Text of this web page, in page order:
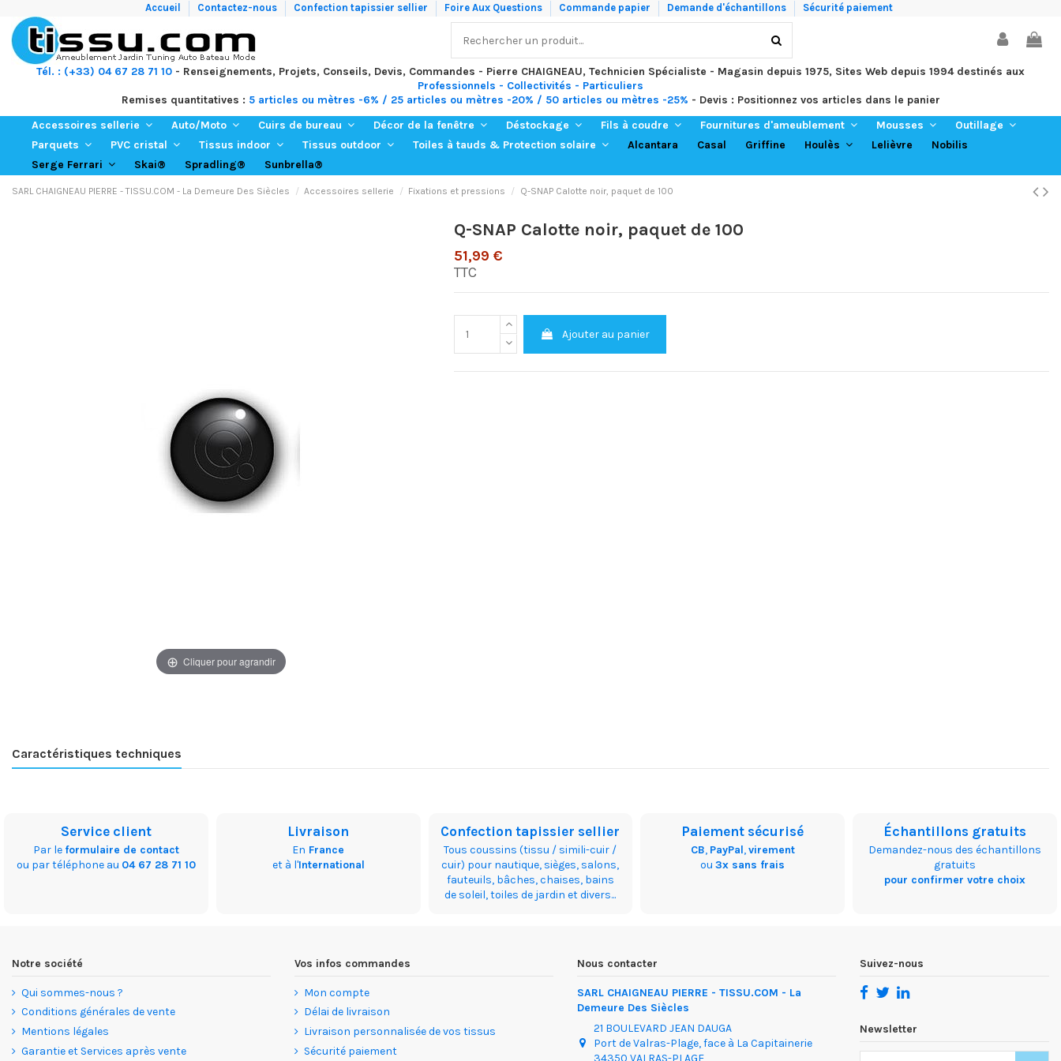
Accueil Contactez-nous Confection tapissier sellier Foire Aux Questions Commande papier Demande d'échantillons Sécurité paiement
Tél. : (+33) 04 67 28 71 10 - Renseignements, Projets, Conseils, Devis, Commandes - Pierre CHAIGNEAU, Technicien Spécialiste - Magasin depuis 1975, Sites Web depuis 1994 destinés aux
Professionnels - Collectivités - Particuliers
Remises quantitatives : 5 articles ou mètres -6% / 25 articles ou mètres -20% / 50 articles ou mètres -25% - Devis : Positionnez vos articles dans le panier
Accessoires sellerie
Auto/Moto Cuirs de bureau Décor de la fenêtre Déstockage Fils à coudre Fournitures d'ameublement Mousses
Outillage
Parquets
PVC cristal Tissus indoor Tissus outdoor Toiles à tauds & Protection solaire Alcantara Casal Griffine Houlès Lelièvre
Nobilis
Serge Ferrari
Skai® Spradling® Sunbrella®
SARL CHAIGNEAU PIERRE - TISSU.COM - La Demeure Des Siècles Accessoires sellerie Fixations et pressions Q-SNAP Calotte noir, paquet de 100
Cliquer pour agrandir
Q-SNAP Calotte noir, paquet de 100
51,99 €
TTC
Ajouter au panier
Caractéristiques techniques
Service client
Par le formulaire de contact
ou par téléphone au 04 67 28 71 10
Livraison
En France
et à l'International
Confection tapissier sellier
Tous coussins (tissu / simili-cuir /
cuir) pour nautique, sièges, salons,
fauteuils, bâches, chaises, bains
de soleil, toiles de jardin et divers...
Paiement sécurisé
CB, PayPal,virement
ou3x sans frais
Échantillons gratuits
Demandez-nous des échantillons
gratuits
pour confirmer votre choix
Notre société
Qui sommes-nous ?
Conditions générales de vente
Mentions légales
Garantie et Services après vente
Vos infos commandes
Mon compte
Délai de livraison
Livraison personnalisée de vos tissus
Sécurité paiement
Nous contacter
SARL CHAIGNEAU PIERRE - TISSU.COM - La
Demeure Des Siècles
21 BOULEVARD JEAN DAUGA
Port de Valras-Plage, face à La Capitainerie
34350 VALRAS-PLAGE
Suivez-nous
Newsletter